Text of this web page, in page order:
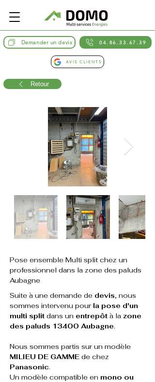
Demander un devis 04.86.33.67.39
AVIS CLIENTS
Retour
Pose ensemble Multi split chez un
professionnel dans la zone des paluds
Aubagne
Suite à une demande de devis, nous
sommes intervenu pour la pose d'un
multi split dans un entrepôt à la zone
des paluds 13400 Aubagne.
Nous sommes partis sur un modèle
MILIEU DE GAMME de chez
Panasonic.
Un modèle compatible en mono ou